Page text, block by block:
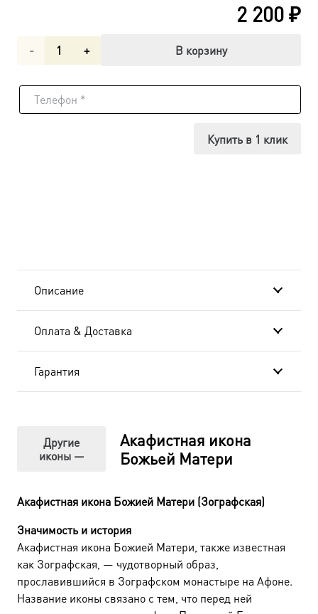
2 200₽
Количество
Акафистная
В корзину
Купить в 1 клик
Описание
Оплата & Доставка
Гарантия
Другие
иконы —
Акафистная икона
Божьей Матери
Акафистная икона Божией Матери (Зографская)
Значимость и история
Акафистная икона Божией Матери, также известная
как Зографская, — чудотворный образ,
прославившийся в Зографском монастыре на Афоне.
Название иконы связано с тем, что перед ней